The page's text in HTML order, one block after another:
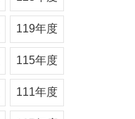
119年度
115年度
111年度